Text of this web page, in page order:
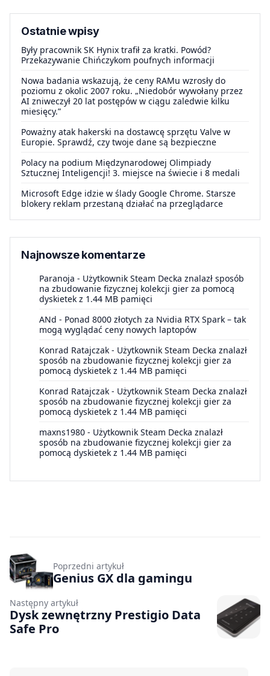
Ostatnie wpisy
Były pracownik SK Hynix trafił za kratki. Powód?
Przekazywanie Chińczykom poufnych informacji
Nowa badania wskazują, że ceny RAMu wzrosły do
poziomu z okolic 2007 roku. „Niedobór wywołany przez
AI zniweczył 20 lat postępów w ciągu zaledwie kilku
miesięcy.”
Poważny atak hakerski na dostawcę sprzętu Valve w
Europie. Sprawdź, czy twoje dane są bezpieczne
Polacy na podium Międzynarodowej Olimpiady
Sztucznej Inteligencji! 3. miejsce na świecie i 8 medali
Microsoft Edge idzie w ślady Google Chrome. Starsze
blokery reklam przestaną działać na przeglądarce
Najnowsze komentarze
Paranoja - Użytkownik Steam Decka znalazł sposób
na zbudowanie fizycznej kolekcji gier za pomocą
dyskietek z 1.44 MB pamięci
ANd - Ponad 8000 złotych za Nvidia RTX Spark – tak
mogą wyglądać ceny nowych laptopów
Konrad Ratajczak - Użytkownik Steam Decka znalazł
sposób na zbudowanie fizycznej kolekcji gier za
pomocą dyskietek z 1.44 MB pamięci
Konrad Ratajczak - Użytkownik Steam Decka znalazł
sposób na zbudowanie fizycznej kolekcji gier za
pomocą dyskietek z 1.44 MB pamięci
maxns1980 - Użytkownik Steam Decka znalazł
sposób na zbudowanie fizycznej kolekcji gier za
pomocą dyskietek z 1.44 MB pamięci
Poprzedni artykuł
Genius GX dla gamingu
Następny artykuł
Dysk zewnętrzny Prestigio Data
Safe Pro